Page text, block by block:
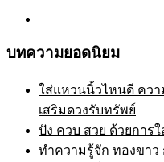
บทความยอดนิยม
ใส่แหวนนิ้วไหนดี คว
เสริมดวงรับทรัพย์
ปัง ควบ สวย ด้วยการ
ทำความรู้จัก ทองขา